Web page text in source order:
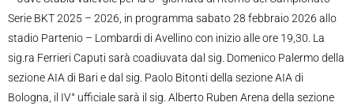
Serie BKT 2025 – 2026, in programma sabato 28 febbraio 2026 allo
stadio Partenio – Lombardi di Avellino con inizio alle ore 19,30. La
sig.ra Ferrieri Caputi sarà coadiuvata dal sig. Domenico Palermo della
sezione AIA di Bari e dal sig. Paolo Bitonti della sezione AIA di
Bologna, il IV° ufficiale sarà il sig. Alberto Ruben Arena della sezione